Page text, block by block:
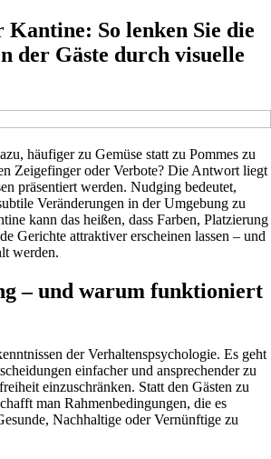
Kantine: So lenken Sie die
der Gäste durch visuelle
häufiger zu Gemüse statt zu Pommes zu
Zeigefinger oder Verbote? Die Antwort liegt
präsentiert werden. Nudging bedeutet,
Veränderungen in der Umgebung zu
kann das heißen, dass Farben, Platzierung
Gerichte attraktiver erscheinen lassen – und
werden.
– und warum funktioniert
der Verhaltenspsychologie. Es geht
einfacher und ansprechender zu
einzuschränken. Statt den Gästen zu
man Rahmenbedingungen, die es
Nachhaltige oder Vernünftige zu